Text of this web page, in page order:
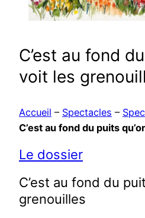
C’est au fond
voit les
Accueil – Spectacles –
C’est au fond du puits
Le dossier
C’est au fond du
grenouilles